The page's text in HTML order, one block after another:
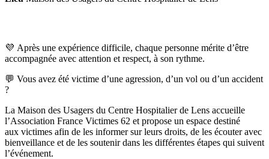
💜 Après une expérience difficile, chaque personne mérite d’être
accompagnée avec attention et respect, à son rythme.
💬 Vous avez été victime d’une agression, d’un vol ou d’un accident
?
La Maison des Usagers du Centre Hospitalier de Lens accueille
l’Association France Victimes 62 et propose un espace destiné
aux victimes afin de les informer sur leurs droits, de les écouter avec
bienveillance et de les soutenir dans les différentes étapes qui suivent
l’événement.